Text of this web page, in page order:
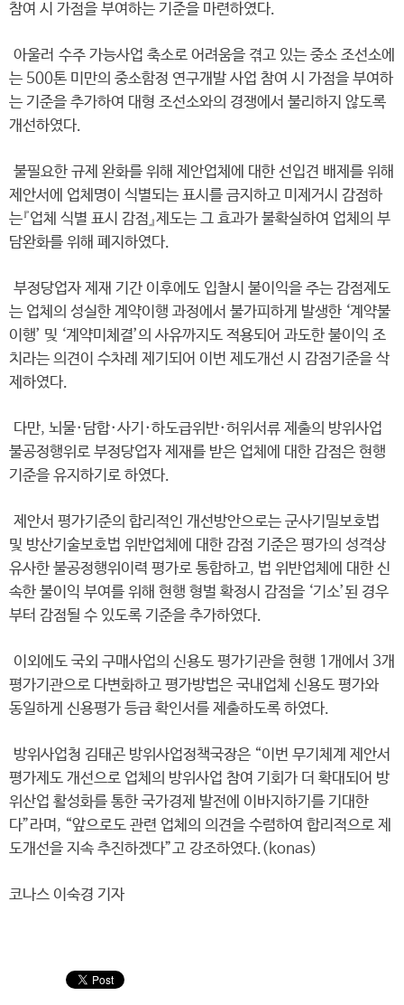
참여 시 가점을 부여하는 기준을 마련하였다.
아울러 수주 가능사업 축소로 어려움을 겪고 있는 중소 조선소에
는 500톤 미만의 중소함정 연구개발 사업 참여 시 가점을 부여하
는 기준을 추가하여 대형 조선소와의 경쟁에서 불리하지 않도록
개선하였다.
불필요한 규제 완화를 위해 제안업체에 대한 선입견 배제를 위해
제안서에 업체명이 식별되는 표시를 금지하고 미제거시 감점하
는『업체 식별 표시 감점』제도는 그 효과가 불확실하여 업체의 부
담완화를 위해 폐지하였다.
부정당업자 제재 기간 이후에도 입찰시 불이익을 주는 감점제도
는 업체의 성실한 계약이행 과정에서 불가피하게 발생한 ‘계약불
이행’ 및 ‘계약미체결’의 사유까지도 적용되어 과도한 불이익 조
치라는 의견이 수차례 제기되어 이번 제도개선 시 감점기준을 삭
제하였다.
다만, 뇌물·담합·사기·하도급위반·허위서류 제출의 방위사업
불공정행위로 부정당업자 제재를 받은 업체에 대한 감점은 현행
기준을 유지하기로 하였다.
제안서 평가기준의 합리적인 개선방안으로는 군사기밀보호법
및 방산기술보호법 위반업체에 대한 감점 기준은 평가의 성격상
유사한 불공정행위이력 평가로 통합하고, 법 위반업체에 대한 신
속한 불이익 부여를 위해 현행 형벌 확정시 감점을 ‘기소’된 경우
부터 감점될 수 있도록 기준을 추가하였다.
이외에도 국외 구매사업의 신용도 평가기관을 현행 1개에서 3개
평가기관으로 다변화하고 평가방법은 국내업체 신용도 평가와
동일하게 신용평가 등급 확인서를 제출하도록 하였다.
방위사업청 김태곤 방위사업정책국장은 “이번 무기체계 제안서
평가제도 개선으로 업체의 방위사업 참여 기회가 더 확대되어 방
위산업 활성화를 통한 국가경제 발전에 이바지하기를 기대한
다”라며, “앞으로도 관련 업체의 의견을 수렴하여 합리적으로 제
도개선을 지속 추진하겠다”고 강조하였다.(konas)
코나스 이숙경 기자